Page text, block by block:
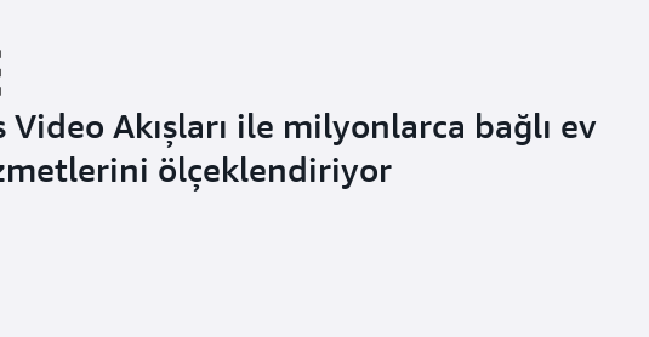
Video Akışları ile milyonlarca bağlı ev
ölçeklendiriyor